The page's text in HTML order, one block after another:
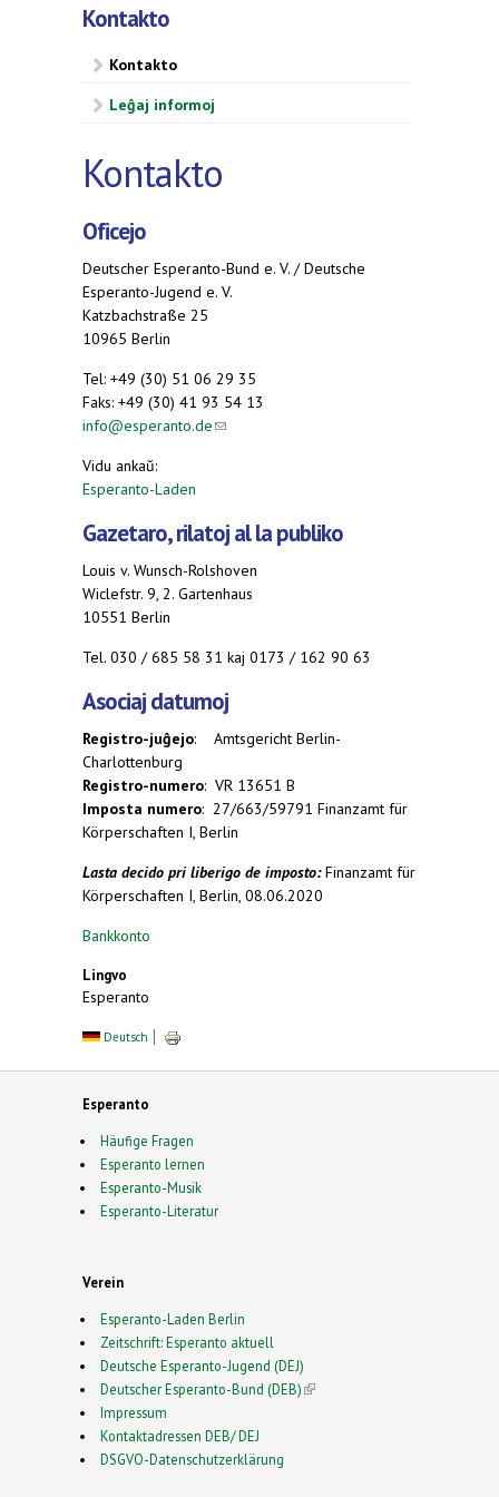
Kontakto
Kontakto
Leĝaj informoj
Kontakto
Oficejo
Deutscher Esperanto-Bund e. V. / Deutsche
Esperanto-Jugend e. V.
Katzbachstraße 25
10965 Berlin
Tel: +49 (30) 51 06 29 35
Faks: +49 (30) 41 93 54 13
info@esperanto.de(link sends e-mail)
Vidu ankaŭ:
Esperanto-Laden
Gazetaro, rilatoj al la publiko
Louis v. Wunsch-Rolshoven
Wiclefstr. 9, 2. Gartenhaus
10551 Berlin
Tel. 030 / 685 58 31 kaj 0173 / 162 90 63
Asociaj datumoj
Registro-juĝejo: Amtsgericht Berlin-
Charlottenburg
Registro-numero: VR 13651 B
Imposta numero: 27/663/59791 Finanzamt für
Körperschaften I, Berlin
Lasta decido pri liberigo de imposto:Finanzamt für
Körperschaften I, Berlin, 08.06.2020
Bankkonto
Lingvo
Esperanto
Deutsch
Esperanto
Häufige Fragen
Esperanto lernen
Esperanto-Musik
Esperanto-Literatur
Verein
Esperanto-Laden Berlin
Zeitschrift: Esperanto aktuell
Deutsche Esperanto-Jugend (DEJ)
Deutscher Esperanto-Bund (DEB)(link is external)
Impressum
Kontaktadressen DEB/ DEJ
DSGVO-Datenschutzerklärung